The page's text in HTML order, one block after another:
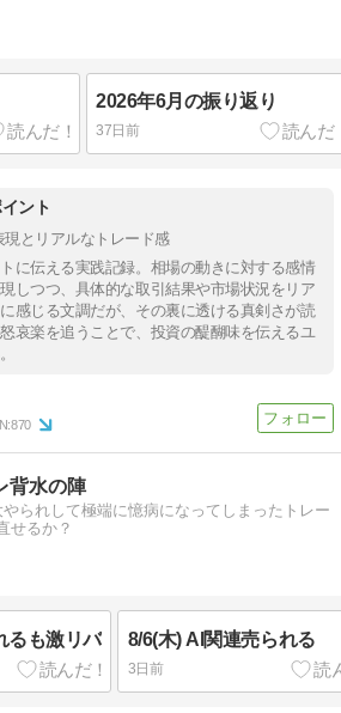
2026年6月の振り返り
37日前
ント
現とリアルなトレード感
に伝える実践記録。相場の動きに対する感情
しつつ、具体的な取引結果や市場状況をリア
感じる文調だが、その裏に透ける真剣さが読
哀楽を追うことで、投資の醍醐味を伝えるユ
870
背水の陣
られして極端に憶病になってしまったトレー
せるか？
るも激リバ 8/6(木) AI関連売られる
3日前